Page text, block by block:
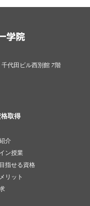
代田ビル西別館 7階
取得
介
ン授業
指せる資格
リット